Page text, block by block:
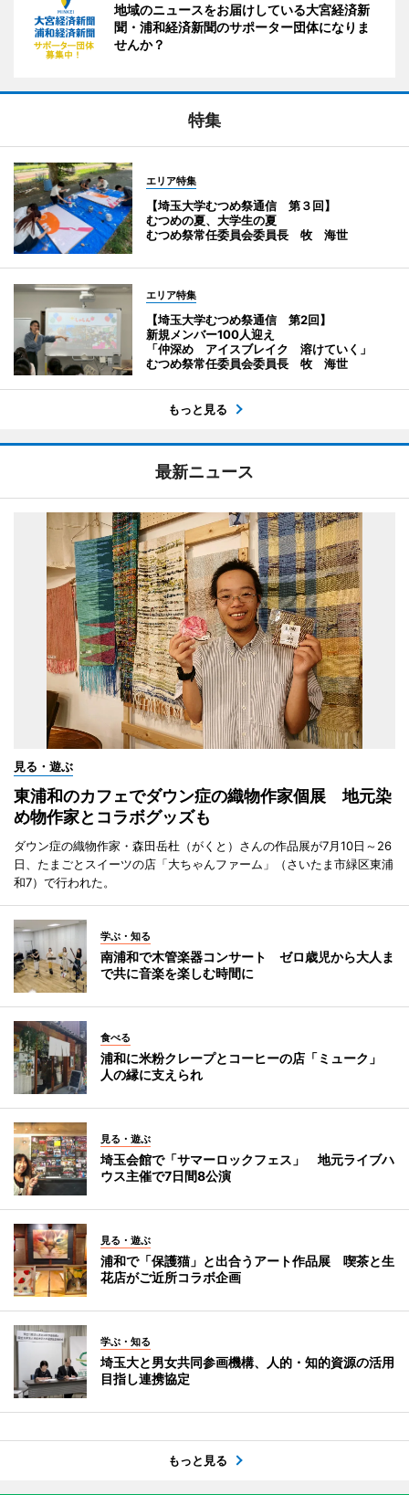
地域のニュースをお届けしている大宮経済新
聞・浦和経済新聞のサポーター団体になりま
せんか？
特集
エリア特集
【埼玉大学むつめ祭通信 第３回】
むつめの夏、大学生の夏
むつめ祭常任委員会委員長 牧 海世
エリア特集
【埼玉大学むつめ祭通信 第2回】
新規メンバー100人迎え
「仲深め アイスブレイク 溶けていく」
むつめ祭常任委員会委員長 牧 海世
もっと見る
最新ニュース
見る・遊ぶ
東浦和のカフェでダウン症の織物作家個展 地元染
め物作家とコラボグッズも
ダウン症の織物作家・森田岳杜（がくと）さんの作品展が7月10日～26
日、たまごとスイーツの店「大ちゃんファーム」（さいたま市緑区東浦
和7）で行われた。
学ぶ・知る
南浦和で木管楽器コンサート ゼロ歳児から大人ま
で共に音楽を楽しむ時間に
食べる
浦和に米粉クレープとコーヒーの店「ミューク」
人の縁に支えられ
見る・遊ぶ
埼玉会館で「サマーロックフェス」 地元ライブハ
ウス主催で7日間8公演
見る・遊ぶ
浦和で「保護猫」と出合うアート作品展 喫茶と生
花店がご近所コラボ企画
学ぶ・知る
埼玉大と男女共同参画機構、人的・知的資源の活用
目指し連携協定
もっと見る